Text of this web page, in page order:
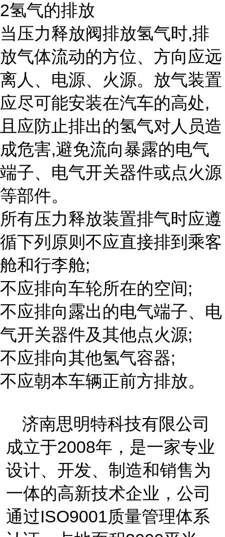
2氢气的排放
当压力释放阀排放氢气时,排
放气体流动的方位、方向应远
离人、电源、火源。放气装置
应尽可能安装在汽车的高处,
且应防止排出的氢气对人员造
成危害,避免流向暴露的电气
端子、电气开关器件或点火源
等部件。
所有压力释放装置排气时应遵
循下列原则不应直接排到乘客
舱和行李舱;
不应排向车轮所在的空间;
不应排向露出的电气端子、电
气开关器件及其他点火源;
不应排向其他氢气容器;
不应朝本车辆正前方排放。
济南思明特科技有限公司
成立于2008年，是一家专业
设计、开发、制造和销售为
一体的高新技术企业，公司
通过ISO9001质量管理体系